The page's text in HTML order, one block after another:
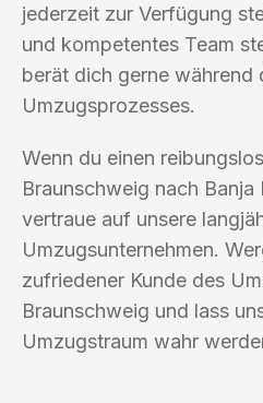
jederzeit zur Verfügung
und kompetentes Team
berät dich gerne während
Umzugsprozesses.
Wenn du einen
Braunschweig nach
vertraue auf unsere
Umzugsunternehmen.
zufriedener Kunde des
Braunschweig und lass
Umzugstraum wahr